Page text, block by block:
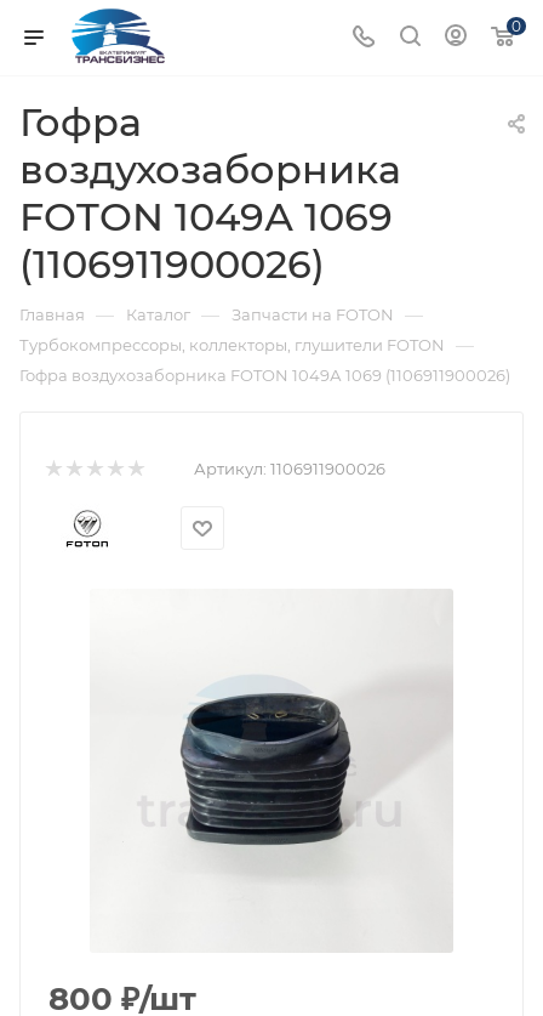
0
Гофра
воздухозаборника
FOTON 1049А 1069
(1106911900026)
Главная — Каталог — Запчасти на FOTON —
Турбокомпрессоры, коллекторы, глушители FOTON —
Гофра воздухозаборника FOTON 1049А 1069 (1106911900026)
Артикул: 1106911900026
800 ₽/шт